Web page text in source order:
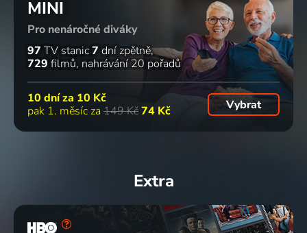
MINI
Pro nenáročné diváky
97 TV stanic7 dní zpětně
729 filmů nahrávání 20 pořadů
10 dní za 10 Kč
pak 1. měsíc za 149 Kč74 Kč Vybrat
Extra